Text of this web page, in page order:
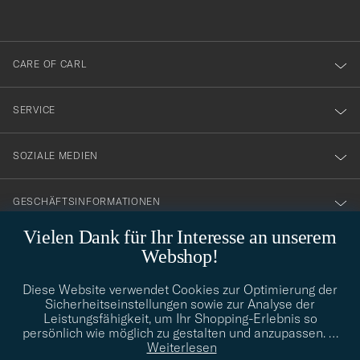
Vielen Dank für Ihr Interesse an unserem
Webshop!
Diese Website verwendet Cookies zur Optimierung der
Sicherheitseinstellungen sowie zur Analyse der
Leistungsfähigkeit, um Ihr Shopping-Erlebnis so
persönlich wie möglich zu gestalten und anzupassen. …
Weiterlesen
dig
till
vårt
nyhetsbrev!
CARE OF CARL
SERVICE
SOZIALE MEDIEN
GESCHÄFTSINFORMATIONEN
info@careofcarl.de
Benötigen Sie Hilfe bei der Suche nach Ihrem persönlichen Stil?
Wenden Sie sich an uns, wir helfen Ihnen gerne weiter!